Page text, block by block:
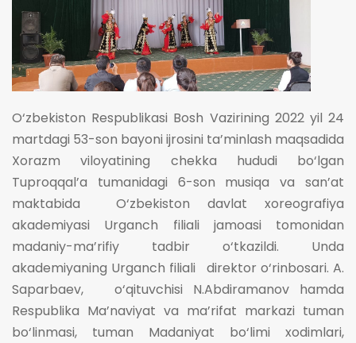
O‘zbekiston Respublikasi Bosh Vazirining 2022 yil 24
martdagi 53-son bayoni ijrosini ta’minlash maqsadida
Xorazm viloyatining chekka hududi bo‘lgan
Tuproqqal’a tumanidagi 6-son musiqa va san’at
maktabida O‘zbekiston davlat xoreografiya
akademiyasi Urganch filiali jamoasi tomonidan
madaniy-ma’rifiy tadbir o‘tkazildi. Unda
akademiyaning Urganch filiali direktor o‘rinbosari. A.
Saparbaev, o‘qituvchisi N.Abdiramanov hamda
Respublika Ma’naviyat va ma’rifat markazi tuman
bo‘linmasi, tuman Madaniyat bo‘limi xodimlari,